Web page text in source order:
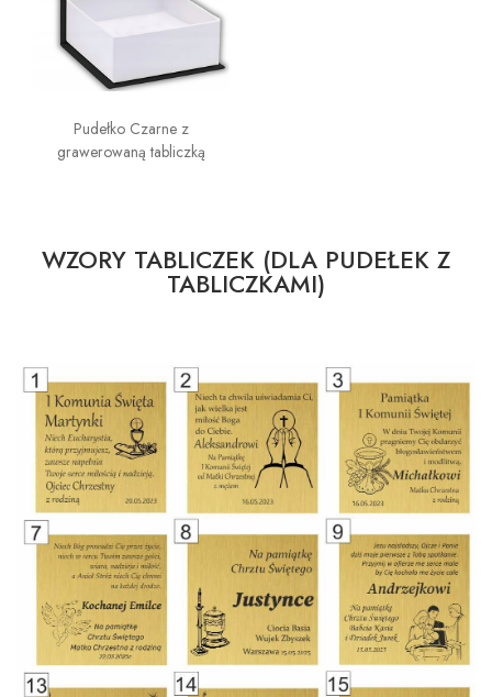
Pudełko Czarne z
grawerowaną tabliczką
WZORY TABLICZEK (DLA PUDEŁEK Z
TABLICZKAMI)